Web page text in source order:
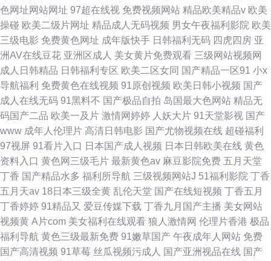
色网址网站网址 97超在线视 免费视频网站 精品欧美精品v 欧美
操碰 欧美二级片网址 精品成人无码视频 男女午夜福利影院 欧美
三级电影 免费黄色网址 成年版快手 日韩福利无码 四虎四房 亚
洲AV在线豆花 亚洲区成人 美女黄片免费观看 三级网站视频网
成人日韩精品 日韩福利专区 欧美二区女同 国产精品一区91 小x
导航福利 免费黄色在线视频 91原创视频 欧美日韩小视频 国产
成人在线无码 91黑料不 国产极品自拍 岛国最大色网站 精品无
码国产二品 欧美一及片 激情网婷婷 人妖大片 91天堂影视 国产
www 成年人伦理片 高清日韩电影 国产尤物视频在线 超碰福利
97视屏 91看片入口 日本国产成人视频 日本日韩欧美在线 黄色
资料入口 黄色网三级毛片 最新黄色av 麻豆影院免费 五月天堂
丁香 国产精品水多 福利所导航 三级视频网站J 51福利影院 丁香
五月天av 18日本三级全黄 乱伦天堂 国产在线短视频 丁香五月
丁香婷婷 91精品又 爱豆传媒下载 丁香九月国产主播 美女网站
视频黄 A片com 美女福利在线观看 狼人激情网 伦理片香港 极品
福利导航 黄色三级最新免费 91嫩草国产 午夜成年人网站 免费
国产高清视频 91草莓 丝瓜视频污成人 国产亚洲视品在线 国产